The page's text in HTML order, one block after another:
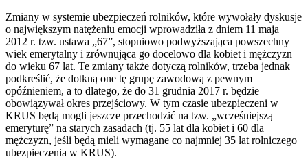
Zmiany w systemie ubezpieczeń rolników, które wywołały dyskusje
o największym natężeniu emocji wprowadziła z dniem 11 maja
2012 r. tzw. ustawa „67”, stopniowo podwyższająca powszechny
wiek emerytalny i zrównująca go docelowo dla kobiet i mężczyzn
do wieku 67 lat. Te zmiany także dotyczą rolników, trzeba jednak
podkreślić, że dotkną one tę grupę zawodową z pewnym
opóźnieniem, a to dlatego, że do 31 grudnia 2017 r. będzie
obowiązywał okres przejściowy. W tym czasie ubezpieczeni w
KRUS będą mogli jeszcze przechodzić na tzw. „wcześniejszą
emeryturę” na starych zasadach (tj. 55 lat dla kobiet i 60 dla
mężczyzn, jeśli będą mieli wymagane co najmniej 35 lat rolniczego
ubezpieczenia w KRUS).